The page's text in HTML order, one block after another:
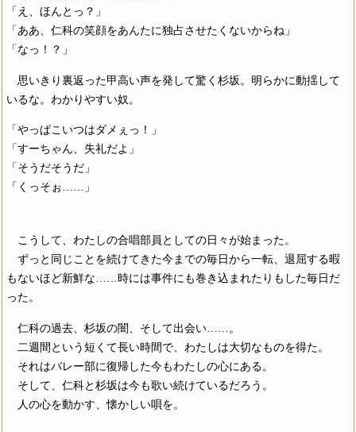
「え、ほんとっ？」
「ああ、仁科の笑顔をあんたに独占させたくないからね」
「なっ！？」
思いきり裏返った甲高い声を発して驚く杉坂。明らかに動揺して
いるな。わかりやすい奴。
「やっぱこいつはダメぇっ！」
「すーちゃん、失礼だよ」
「そうだそうだ」
「くっそぉ……」
こうして、わたしの合唱部員としての日々が始まった。
ずっと同じことを続けてきた今までの毎日から一転、退屈する暇
もないほど新鮮な……時には事件にも巻き込まれたりもした毎日だ
った。
仁科の過去、杉坂の闇、そして出会い……。
二週間という短くて長い時間で、わたしは大切なものを得た。
それはバレー部に復帰した今もわたしの心にある。
そして、仁科と杉坂は今も歌い続けているだろう。
人の心を動かす、懐かしい唄を。